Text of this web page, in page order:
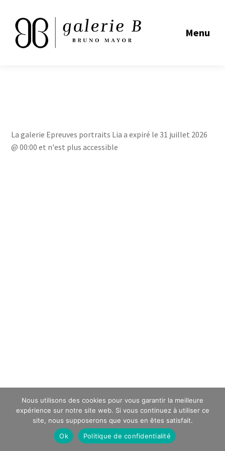
Menu
La galerie Epreuves portraits Lia a expiré le 31 juillet 2026
@ 00:00 et n'est plus accessible
Nous utilisons des cookies pour vous garantir la meilleure
expérience sur notre site web. Si vous continuez à utiliser ce
site, nous supposerons que vous en êtes satisfait.
Ok
Politique de confidentialité